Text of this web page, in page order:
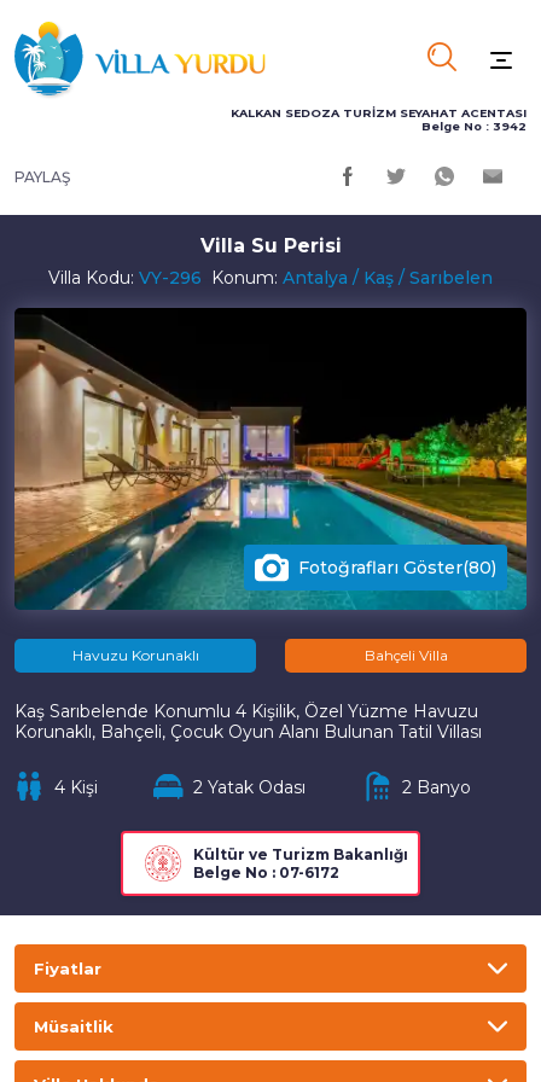
KALKAN SEDOZA TURİZM SEYAHAT ACENTASI
Belge No : 3942
PAYLAŞ
Havuzu Korunaklı Bahçeli Villa
Kaş Sarıbelende Konumlu 4 Kişilik, Özel Yüzme Havuzu
Korunaklı, Bahçeli, Çocuk Oyun Alanı Bulunan Tatil Villası
4 Kişi 2 Yatak Odası 2 Banyo
Kültür ve Turizm Bakanlığı
Belge No : 07-6172
Villa Su Perisi
Villa Kodu: VY-296 Konum: Antalya / Kaş / Sarıbelen
Fotoğrafları Göster(80)
Fiyatlar
Gecelik Haftalık
Müsaitlik